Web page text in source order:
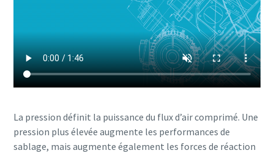
La pression définit la puissance du flux d’air comprimé. Une
pression plus élevée augmente les performances de
sablage, mais augmente également les forces de réaction